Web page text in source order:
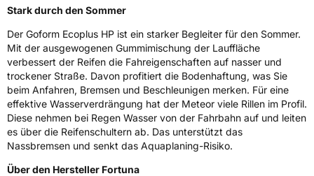
Weitere Eigenschaften
SchlauchtypTL
ZustandNeureifen
Verstärkt XL
EU Label
Stark durch den Sommer
Der Goform Ecoplus HP ist ein starker Begleiter für den Sommer.
Mit der ausgewogenen Gummimischung der Lauffläche
verbessert der Reifen die Fahreigenschaften auf nasser und
trockener Straße. Davon profitiert die Bodenhaftung, was Sie
beim Anfahren, Bremsen und Beschleunigen merken. Für eine
effektive Wasserverdrängung hat der Meteor viele Rillen im Profil.
Diese nehmen bei Regen Wasser von der Fahrbahn auf und leiten
es über die Reifenschultern ab. Das unterstützt das
Nassbremsen und senkt das Aquaplaning-Risiko.
Über den Hersteller Fortuna